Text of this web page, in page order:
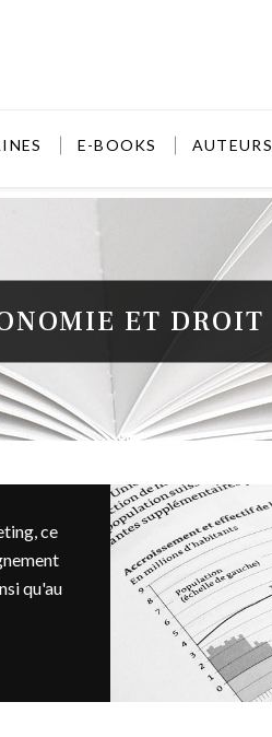
E-BOOKS AUTEURS
ET DROIT
ce
qu'au